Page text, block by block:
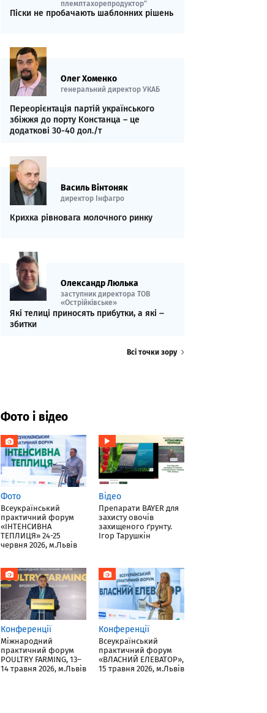
племптахорепродуктор"
Піски не пробачають шаблонних рішень
Олег Хоменко
генеральний директор УКАБ
Переорієнтація партій українського
збіжжя до порту Констанца – це
додаткові 30-40 дол./т
Василь Вінтоняк
директор Інфагро
Крихка рівновага молочного ринку
Олександр Люлька
заступник директора ТОВ
«Острійківське»
Які телиці приносять прибутки, а які ‒
збитки
Всі точки зору
Фото і відео
Фото
Всеукраїнський
практичний форум
«ІНТЕНСИВНА
ТЕПЛИЦЯ» 24-25
червня 2026, м.Львів
Відео
Препарати BAYER для
захисту овочів
захищеного ґрунту.
Ігор Тарушкін
Конференції
Міжнародний
практичний форум
POULTRY FARMING, 13–
14 травня 2026, м.Львів
Конференції
Всеукраїнський
практичний форум
«ВЛАСНИЙ ЕЛЕВАТОР»,
15 травня 2026, м.Львів